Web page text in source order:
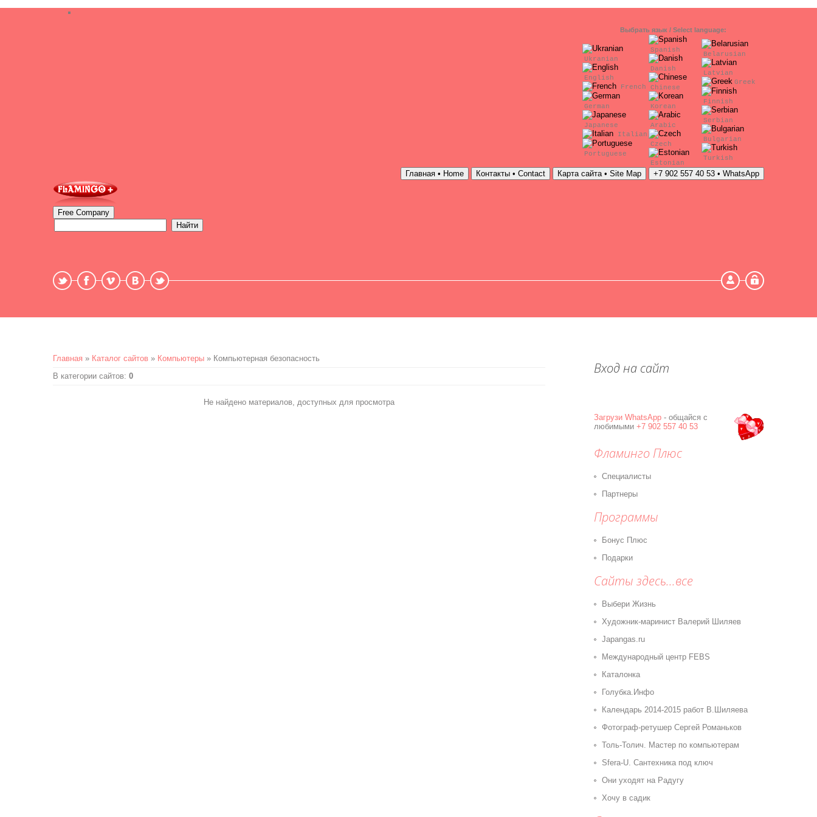
Выбрать язык / Select language:
Ukranian
English
French
German
Japanese
Italian
Portuguese
Spanish
Danish
Chinese
Korean
Arabic
Czech
Estonian
Belarusian
Latvian
Greek
Finnish
Serbian
Bulgarian
Turkish
Мой профиль
Главная » Каталог сайтов » Компьютеры » Компьютерная безопасность
В категории сайтов: 0
Не найдено материалов, доступных для просмотра
Вход на сайт
Загрузи WhatsApp - общайся с
любимыми +7 902 557 40 53
Фламинго Плюс
Специалисты
Партнеры
Программы
Бонус Плюс
Подарки
Сайты здесь...все
Выбери Жизнь
Художник-маринист Валерий Шиляев
Japangas.ru
Международный центр FEBS
Каталонка
Голубка.Инфо
Календарь 2014-2015 работ В.Шиляева
Фотограф-ретушер Сергей Романьков
Толь-Толич. Мастер по компьютерам
Sfera-U. Сантехника под ключ
Они уходят на Радугу
Хочу в садик